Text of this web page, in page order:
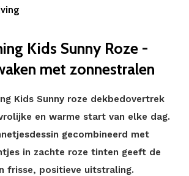
Kids Sunny Roze -
met zonnestralen
Kids Sunny roze dekbedovertrek
en warme start van elke dag.
gecombineerd met
in zachte roze tinten geeft de
frisse, positieve uitstraling.